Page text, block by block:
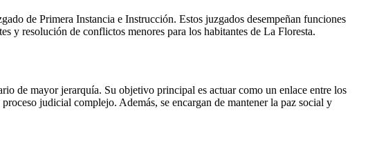
de Primera Instancia e Instrucción. Estos juzgados desempeñan funciones
y resolución de conflictos menores para los habitantes de La Floresta.
de mayor jerarquía. Su objetivo principal es actuar como un enlace entre los
judicial complejo. Además, se encargan de mantener la paz social y